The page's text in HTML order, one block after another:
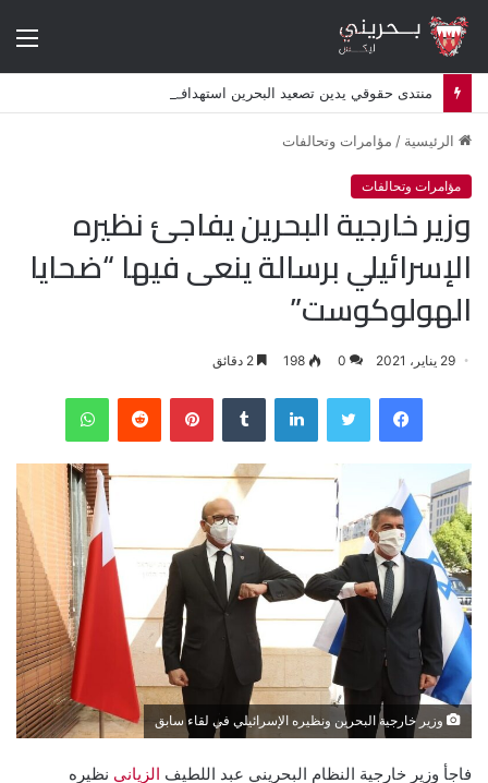
الرئيسية / مؤامرات وتحالفات
مؤامرات وتحالفات
وزير خارجية البحرين يفاجئ نظيره
الإسرائيلي برسالة ينعى فيها “ضحايا
الهولوكوست”
29 يناير، 2021 0
198
فيسبوك لينكدإن بينتيريست
وزير خارجية البحرين ونظيره الإسرائيلي في لقاء سابق
فاجأ وزير خارجية النظام البحريني عبد اللطيف الزياني نظيره